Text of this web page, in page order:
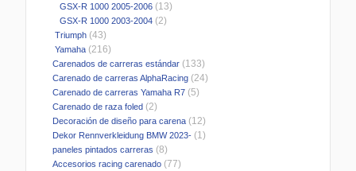
GSX-R 1000 2005-2006 (13)
GSX-R 1000 2003-2004 (2)
Triumph (43)
Yamaha (216)
Carenados de carreras estándar (133)
Carenado de carreras AlphaRacing (24)
Carenado de carreras Yamaha R7 (5)
Carenado de raza foled (2)
Decoración de diseño para carena (12)
Dekor Rennverkleidung BMW 2023- (1)
paneles pintados carreras (8)
Accesorios racing carenado (77)